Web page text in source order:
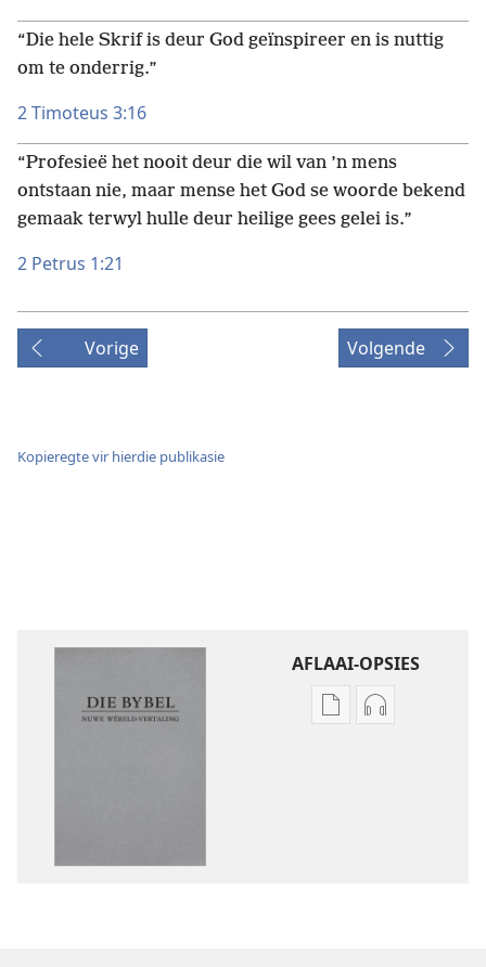
“Die hele Skrif is deur God geïnspireer en is nuttig
om te onderrig.”
2 Timoteus 3:16
“Profesieë het nooit deur die wil van ’n mens
ontstaan nie, maar mense het God se woorde bekend
gemaak terwyl hulle deur heilige gees gelei is.”
2 Petrus 1:21
Vorige Volgende
Kopieregte vir hierdie publikasie
AFLAAI-OPSIES
Aflaai-Aflaai-